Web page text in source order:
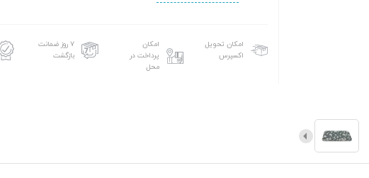
امکان تحویل
اکسپرس
امکان
پرداخت در
محل
۷ روز ضمانت
بازگشت